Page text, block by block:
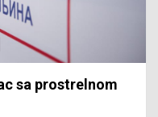
sa prostrelnom